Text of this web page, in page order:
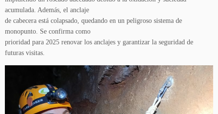
acumulada. Además, el anclaje
de cabecera está colapsado, quedando en un peligroso sistema de
monopunto. Se confirma como
prioridad para 2025 renovar los anclajes y garantizar la seguridad de
futuras visitas.